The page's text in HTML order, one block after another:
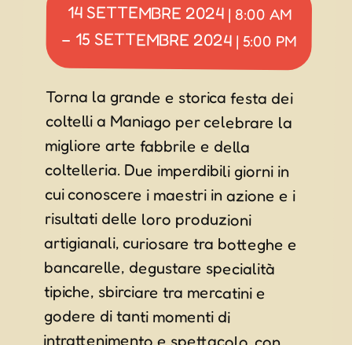
14 SETTEMBRE 2024 | 8:00 AM
– 15 SETTEMBRE 2024 | 5:00 PM
Torna la grande e storica festa dei
coltelli a Maniago per celebrare la
migliore arte fabbrile e della
coltelleria. Due imperdibili giorni in
cui conoscere i maestri in azione e i
risultati delle loro produzioni
artigianali, curiosare tra botteghe e
bancarelle, degustare specialità
tipiche, sbirciare tra mercatini e
godere di tanti momenti di
intrattenimento e spettacolo, con
laboratori per adulti e bambini,